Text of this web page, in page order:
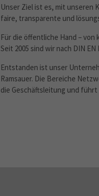
Unser Ziel ist es, mit unseren
faire, transparente und
Für die öffentliche Hand –
Seit 2005 sind wir nach DIN
Entstanden ist unser
Ramsauer. Die Bereiche
die Geschäftsleitung und